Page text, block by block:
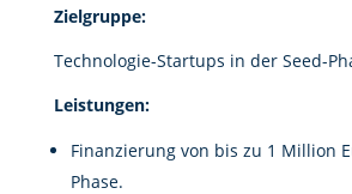
Zielgruppe:
Technologie-Startups in der Seed-
Leistungen:
Finanzierung von bis zu 1 Million
Phase.